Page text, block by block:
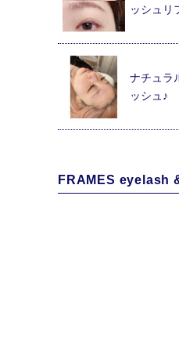
ッシュリ
ナチュラ
ッシュ♪
FRAMES eyelash